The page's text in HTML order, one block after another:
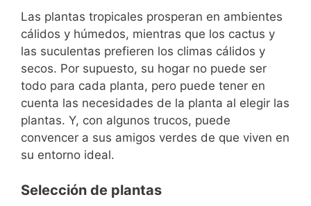
Las plantas tropicales prosperan en ambientes
cálidos y húmedos, mientras que los cactus y
las suculentas prefieren los climas cálidos y
secos. Por supuesto, su hogar no puede ser
todo para cada planta, pero puede tener en
cuenta las necesidades de la planta al elegir las
plantas. Y, con algunos trucos, puede
convencer a sus amigos verdes de que viven en
su entorno ideal.
Selección de plantas